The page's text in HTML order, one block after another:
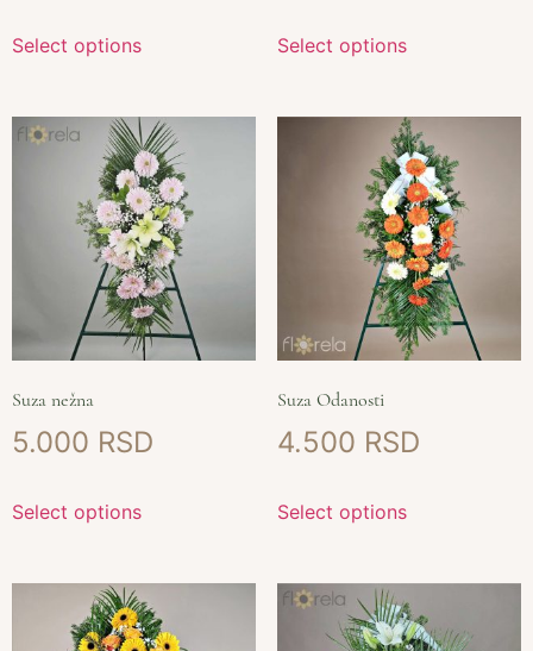
Select options Select options
Suza nežna
5.000
Select options
Suza Odanosti
4.500
Select options